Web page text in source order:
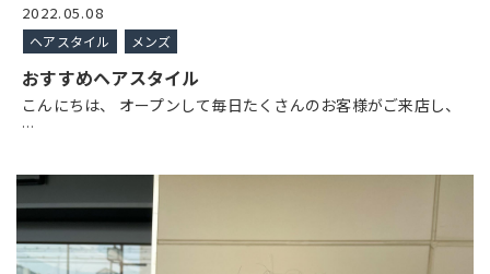
2022.05.08
ヘアスタイル メンズ
おすすめヘアスタイル
こんにちは、 オープンして毎日たくさんのお客様がご来店し、
…